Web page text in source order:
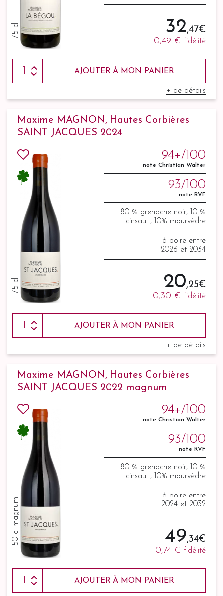
75 cl 32,47 €
0,49 € fidélité
AJOUTER À MON PANIER
+ de détails
Maxime MAGNON, Hautes Corbières
SAINT JACQUES 2024
75 cl
94+/100
note Christian Walter
93/100
note RVF
80 % grenache noir, 10 %
cinsault, 10% mourvèdre
à boire entre
2026 et 2034
20,25 €
0,30 € fidélité
AJOUTER À MON PANIER
+ de détails
Maxime MAGNON, Hautes Corbières
SAINT JACQUES 2022 magnum
150 cl magnum
94+/100
note Christian Walter
93/100
note RVF
80 % grenache noir, 10 %
cinsault, 10% mourvèdre
à boire entre
2024 et 2032
49,34 €
0,74 € fidélité
AJOUTER À MON PANIER